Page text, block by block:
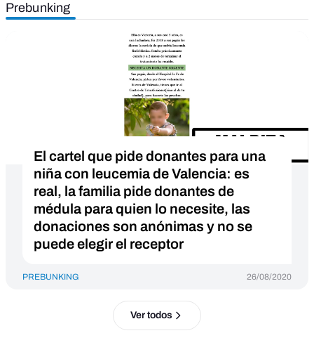
Prebunking
El cartel que pide donantes para una
niña con leucemia de Valencia: es
real, la familia pide donantes de
médula para quien lo necesite, las
donaciones son anónimas y no se
puede elegir el receptor
PREBUNKING 26/08/2020
Ver todos